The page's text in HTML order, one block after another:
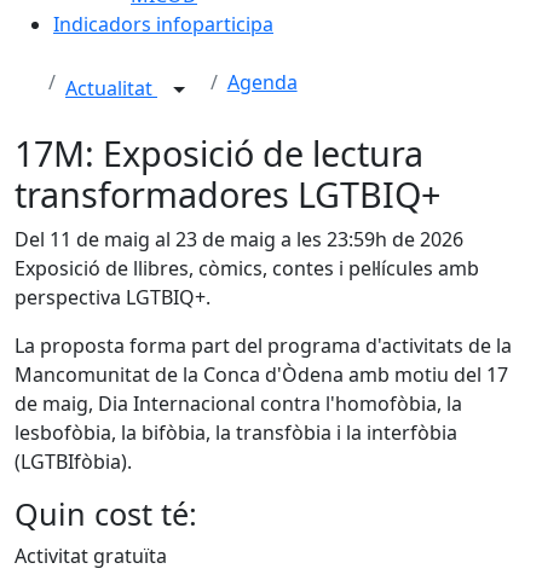
Indicadors infoparticipa
Actualitat Agenda
17M: Exposició de lectura
transformadores LGTBIQ+
Del 11 de maig al 23 de maig a les 23:59h de 2026
Exposició de llibres, còmics, contes i pel·lícules amb
perspectiva LGTBIQ+.
La proposta forma part del programa d'activitats de la
Mancomunitat de la Conca d'Òdena amb motiu del 17
de maig, Dia Internacional contra l'homofòbia, la
lesbofòbia, la bifòbia, la transfòbia i la interfòbia
(LGTBIfòbia).
Quin cost té:
Activitat gratuïta